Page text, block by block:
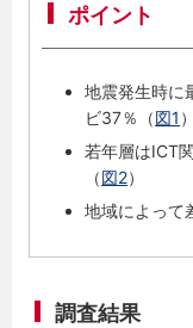
ポイント
地震発生時
ビ37％（図1 ）
若年層はICT
（図2）
地域によって
調査結果